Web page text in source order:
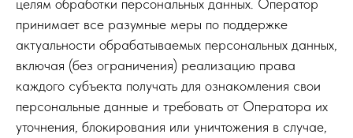
целям обработки персональных данных. Оператор
принимает все разумные меры по поддержке
актуальности обрабатываемых персональных данных,
включая (без ограничения) реализацию права
каждого субъекта получать для ознакомления свои
персональные данные и требовать от Оператора их
уточнения, блокирования или уничтожения в случае,